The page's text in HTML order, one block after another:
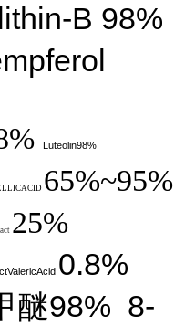
B 98%
Luteolin98%
65%~95%
25%
0.8%
醚98% 8-